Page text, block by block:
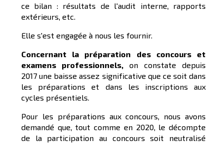
ce bilan : résultats de l'audit interne, rapports
extérieurs, etc.
Elle s'est engagée à nous les fournir.
Concernant la préparation des concours et
examens professionnels, on constate depuis
2017 une baisse assez significative que ce soit dans
les préparations et dans les inscriptions aux
cycles présentiels.
Pour les préparations aux concours, nous avons
demandé que, tout comme en 2020, le décompte
de la participation au concours soit neutralisé